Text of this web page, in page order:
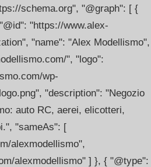
schema.org", "@graph": [ {
"https://www.alex-
"name": "Alex Modellismo",
", "logo":
wp-
"description": "Negozio
auto RC, aerei, elicotteri,
"sameAs": [
alexmodellismo",
alexmodellismo" ] }, { "@type":